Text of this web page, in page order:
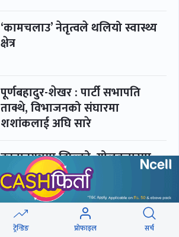
‘कामचलाउ’ नेतृत्वले थलियो स्वास्थ्य
क्षेत्र
पूर्णबहादुर-शेखर : पार्टी सभापति
ताक्थे, विभाजनको संघारमा
शशांकलाई अघि सारे
कप्तानगञ्जमा झिल्को, गोलबजारमा
डढेलो
आकस्मिक कक्ष चिकित्सकमाथि
ट्रेन्डिङ प्रोफाइल सर्च